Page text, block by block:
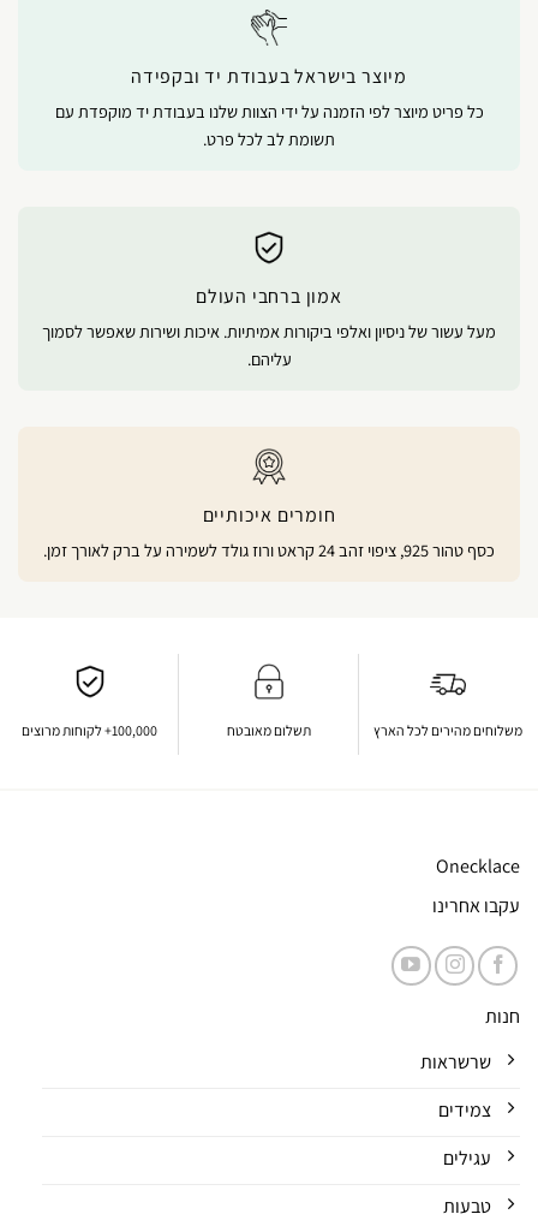
מיוצר בישראל בעבודת יד ובקפידה
כל פריט מיוצר לפי הזמנה על ידי הצוות שלנו בעבודת יד מוקפדת עם
תשומת לב לכל פרט.
אמון ברחבי העולם
מעל עשור של ניסיון ואלפי ביקורות אמיתיות. איכות ושירות שאפשר לסמוך
עליהם.
חומרים איכותיים
כסף טהור 925, ציפוי זהב 24 קראט ורוז גולד לשמירה על ברק לאורך זמן.
משלוחים מהירים לכל הארץ תשלום מאובטח 100,000+ לקוחות מרוצים
Onecklace
עקבו אחרינו
חנות
שרשראות
צמידים
עגילים
טבעות